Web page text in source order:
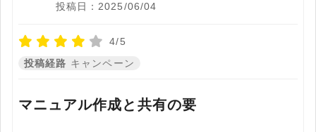
投稿日：2025/06/04
4/5
投稿経路 キャンペーン
マニュアル作成と共有の要